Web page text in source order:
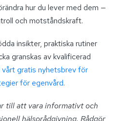
hur du lever med dem —
och motståndskraft.
insikter, praktiska rutiner
granskas av kvalificerad
vårt gratis nyhetsbrev för
för egenvård.
till att vara informativt och
hälsorådgivning. Rådgör